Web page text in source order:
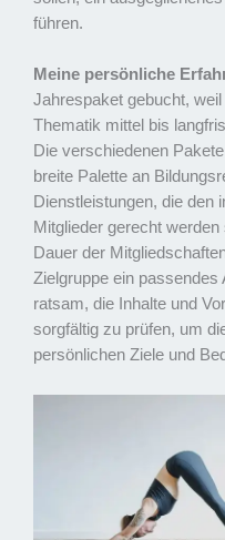
führen.
Meine persönliche
Jahrespaket gebucht,
Thematik mittel bis
Die verschiedenen
breite Palette an
Dienstleistungen, die den
Mitglieder gerecht
Dauer der
Zielgruppe ein
ratsam, die Inhalte und
sorgfältig zu prüfen, um
persönlichen Ziele und